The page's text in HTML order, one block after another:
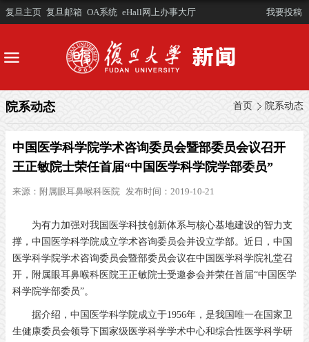
复旦主页 复旦邮箱 OA系统 eHall网上办事大厅 我要投稿
首页 院系动态
院系动态
中国医学科学院学术咨询委员会暨部委员会议召开
王正敏院士荣任首届“中国医学科学院学部委员”
来源： 附属眼耳鼻喉科医院 发布时间：2019-10-21
为有力加强对我国医学科技创新体系与核心基地建设的智力支
撑，中国医学科学院成立学术咨询委员会并设立学部。近日，中国
医学科学院学术咨询委员会暨部委员会议在中国医学科学院礼堂召
开，附属眼耳鼻喉科医院王正敏院士受邀参会并荣任首届“中国医学
科学院学部委员”。
据介绍，中国医学科学院成立于1956年，是我国唯一在国家卫
生健康委员会领导下国家级医学科学学术中心和综合性医学科学研